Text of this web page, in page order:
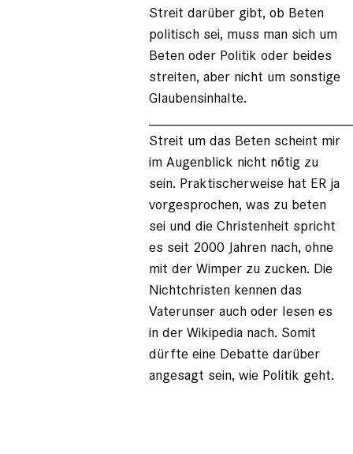
Streit darüber gibt, ob Beten
politisch sei, muss man sich um
Beten oder Politik oder beides
streiten, aber nicht um sonstige
Glaubensinhalte.
Streit um das Beten scheint mir
im Augenblick nicht nötig zu
sein. Praktischerweise hat ER ja
vorgesprochen, was zu beten
sei und die Christenheit spricht
es seit 2000 Jahren nach, ohne
mit der Wimper zu zucken. Die
Nichtchristen kennen das
Vaterunser auch oder lesen es
in der Wikipedia nach. Somit
dürfte eine Debatte darüber
angesagt sein, wie Politik geht.